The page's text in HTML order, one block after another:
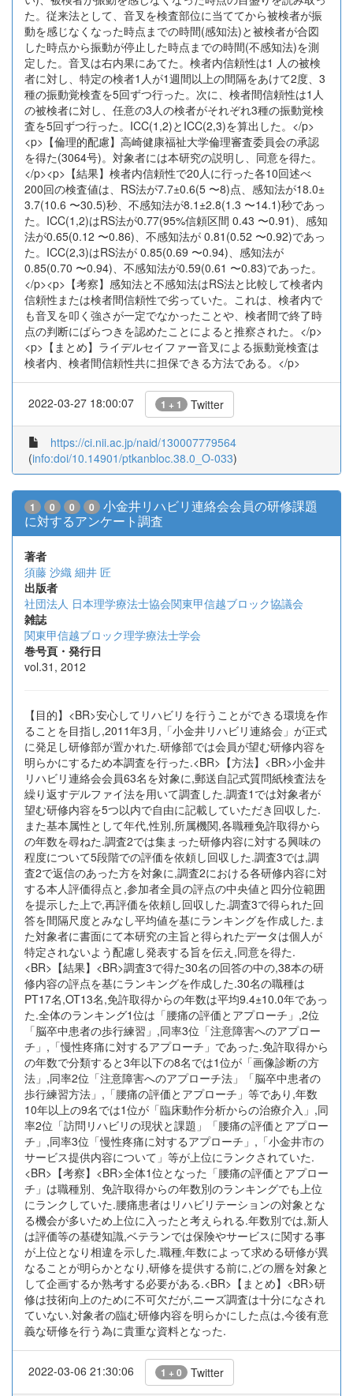
た。従来法として、音叉を検査部位に当ててから被検者が振
動を感じなくなった時点までの時間(感知法)と被検者が合図
した時点から振動が停止した時点までの時間(不感知法)を測
定した。音叉は右内果にあてた。検者内信頼性は1 人の被検
者に対し、特定の検者1人が1週間以上の間隔をあけて2度、3
種の振動覚検査を5回ずつ行った。次に、検者間信頼性は1人
の被検者に対し、任意の3人の検者がそれぞれ3種の振動覚検
査を5回ずつ行った。ICC(1,2)とICC(2,3)を算出した。</p>
<p>【倫理的配慮】高崎健康福祉大学倫理審査委員会の承認
を得た(3064号)。対象者には本研究の説明し、同意を得た。
</p><p>【結果】検者内信頼性で20人に行った各10回述べ
200回の検査値は、RS法が7.7±0.6(5 〜8)点、感知法が18.0±
3.7(10.6 〜30.5)秒、不感知法が8.1±2.8(1.3 〜14.1)秒であっ
た。ICC(1,2)はRS法が0.77(95%信頼区間 0.43 〜0.91)、感知
法が0.65(0.12 〜0.86)、不感知法が 0.81(0.52 〜0.92)であっ
た。ICC(2,3)はRS法が 0.85(0.69 〜0.94)、感知法が
0.85(0.70 〜0.94)、不感知法が0.59(0.61 〜0.83)であった。
</p><p>【考察】感知法と不感知法はRS法と比較して検者内
信頼性または検者間信頼性で劣っていた。これは、検者内で
も音叉を叩く強さが一定でなかったことや、検者間で終了時
点の判断にばらつきを認めたことによると推察された。</p>
<p>【まとめ】ライデルセイファー音叉による振動覚検査は
検者内、検者間信頼性共に担保できる方法である。</p>
2022-03-27 18:00:07 1 + 1 Twitter
https://ci.nii.ac.jp/naid/130007779564
(info:doi/10.14901/ptkanbloc.38.0_O-033)
1 0 0 0
小金井リハビリ連絡会会員の研修課題
に対するアンケート調査
著者
須藤 沙織 細井 匠
出版者
社団法人 日本理学療法士協会関東甲信越ブロック協議会
雑誌
関東甲信越ブロック理学療法士学会
巻号頁・発行日
vol.31, 2012
【目的】<BR>安心してリハビリを行うことができる環境を作
ることを目指し,2011年3月,「小金井リハビリ連絡会」が正式
に発足し研修部が置かれた.研修部では会員が望む研修内容を
明らかにするため本調査を行った.<BR>【方法】<BR>小金井
リハビリ連絡会会員63名を対象に,郵送自記式質問紙検査法を
繰り返すデルファイ法を用いて調査した.調査1では対象者が
望む研修内容を5つ以内で自由に記載していただき回収した.
また基本属性として年代,性別,所属機関,各職種免許取得から
の年数を尋ねた.調査2では集まった研修内容に対する興味の
程度について5段階での評価を依頼し回収した.調査3では,調
査2で返信のあった方を対象に,調査2における各研修内容に対
する本人評価得点と,参加者全員の評点の中央値と四分位範囲
を提示した上で,再評価を依頼し回収した.調査3で得られた回
答を間隔尺度とみなし平均値を基にランキングを作成した.ま
た対象者に書面にて本研究の主旨と得られたデータは個人が
特定されないよう配慮し発表する旨を伝え,同意を得た.
<BR>【結果】<BR>調査3で得た30名の回答の中の,38本の研
修内容の評点を基にランキングを作成した.30名の職種は
PT17名,OT13名,免許取得からの年数は平均9.4±10.0年であっ
た.全体のランキング1位は「腰痛の評価とアプローチ」,2位
「脳卒中患者の歩行練習」,同率3位「注意障害へのアプロー
チ」,「慢性疼痛に対するアプローチ」であった.免許取得から
の年数で分類すると3年以下の8名では1位が「画像診断の方
法」,同率2位「注意障害へのアプローチ法」「脳卒中患者の
歩行練習方法」,「腰痛の評価とアプローチ」等であり,年数
10年以上の9名では1位が「臨床動作分析からの治療介入」,同
率2位「訪問リハビリの現状と課題」「腰痛の評価とアプロー
チ」,同率3位「慢性疼痛に対するアプローチ」,「小金井市の
サービス提供内容について」等が上位にランクされていた.
<BR>【考察】<BR>全体1位となった「腰痛の評価とアプロー
チ」は職種別、免許取得からの年数別のランキングでも上位
にランクしていた.腰痛患者はリハビリテーションの対象とな
る機会が多いため上位に入ったと考えられる.年数別では,新人
は評価等の基礎知識,ベテランでは保険やサービスに関する事
が上位となり相違を示した.職種,年数によって求める研修が異
なることが明らかとなり,研修を提供する前に,どの層を対象と
して企画するか熟考する必要がある.<BR>【まとめ】<BR>研
修は技術向上のために不可欠だが,ニーズ調査は十分になされ
ていない.対象者の臨む研修内容を明らかにした点は,今後有意
義な研修を行う為に貴重な資料となった.
2022-03-06 21:30:06 1 + 0 Twitter